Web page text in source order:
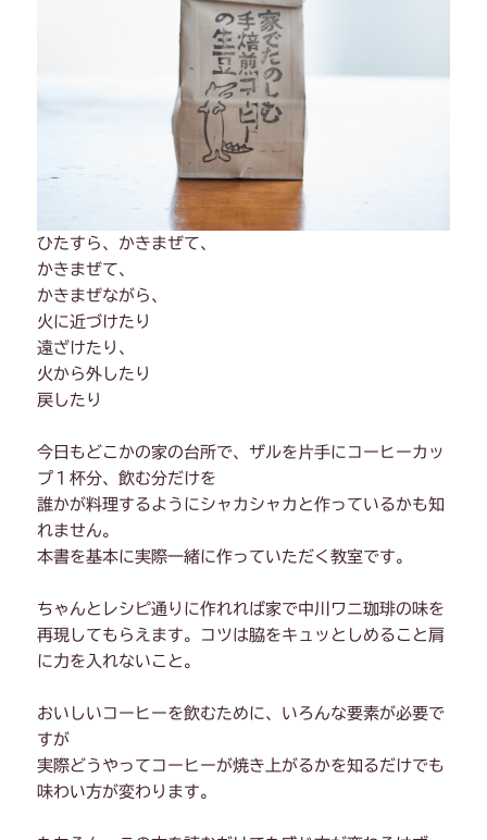
ひたすら、かきまぜて、
かきまぜて、
かきまぜながら、
火に近づけたり
遠ざけたり、
火から外したり
戻したり
今日もどこかの家の台所で、ザルを片手にコーヒーカッ
プ１杯分、飲む分だけを
誰かが料理するようにシャカシャカと作っているかも知
れません。
本書を基本に実際一緒に作っていただく教室です。
ちゃんとレシピ通りに作れれば家で中川ワニ珈琲の味を
再現してもらえます。コツは脇をキュッとしめること肩
に力を入れないこと。
おいしいコーヒーを飲むために、いろんな要素が必要で
すが
実際どうやってコーヒーが焼き上がるかを知るだけでも
味わい方が変わります。